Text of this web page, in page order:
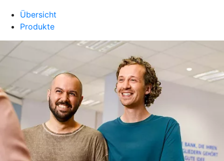
Übersicht
Produkte